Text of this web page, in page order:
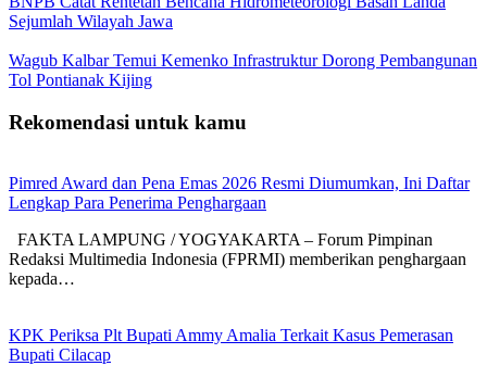
Sejumlah Wilayah Jawa
Wagub Kalbar Temui Kemenko Infrastruktur Dorong Pembangunan
Tol Pontianak Kijing
Rekomendasi untuk kamu
Pimred Award dan Pena Emas 2026 Resmi Diumumkan, Ini Daftar
Lengkap Para Penerima Penghargaan
FAKTA LAMPUNG / YOGYAKARTA – Forum Pimpinan
Redaksi Multimedia Indonesia (FPRMI) memberikan penghargaan
kepada…
KPK Periksa Plt Bupati Ammy Amalia Terkait Kasus Pemerasan
Bupati Cilacap